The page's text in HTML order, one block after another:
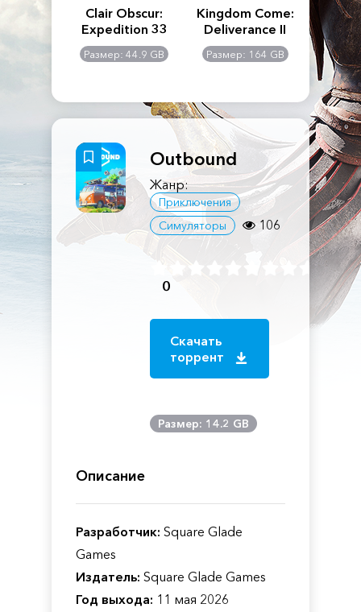
Creed
Clair Obscur:
Expedition 33
Размер: 44.9 GB
Kingdom Come:
Deliverance II
Размер: 164 GB
The
Outbound
Жанр:
Приключения
Симуляторы
106
0
Скачать
торрент
Размер: 14.2 GB
Описание
Разработчик: Square Glade
Games
Издатель: Square Glade Games
Год выхода: 11 мая 2026